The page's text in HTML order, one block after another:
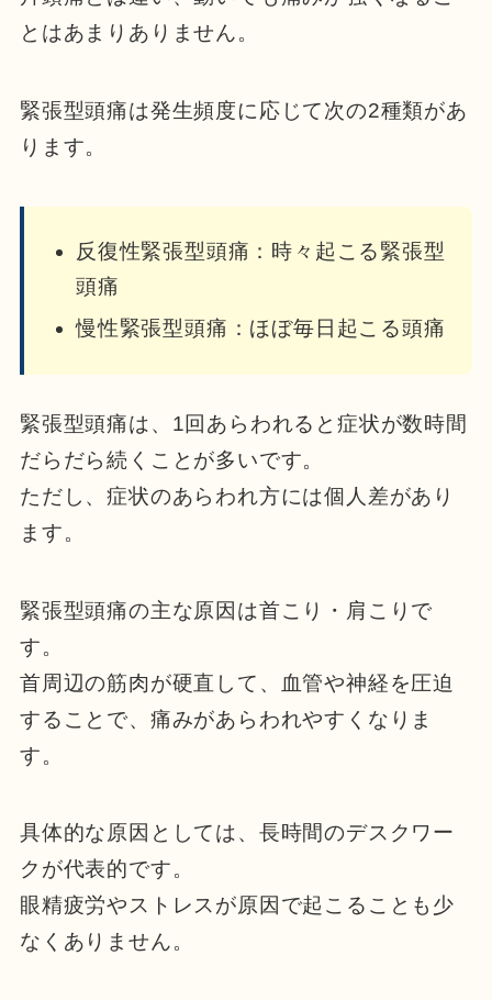
とはあまりありません。
緊張型頭痛は発生頻度に応じて次の2種類があ
ります。
反復性緊張型頭痛：時々起こる緊張型
頭痛
慢性緊張型頭痛：ほぼ毎日起こる頭痛
緊張型頭痛は、1回あらわれると症状が数時間
だらだら続くことが多いです。
ただし、症状のあらわれ方には個人差があり
ます。
緊張型頭痛の主な原因は首こり・肩こりで
す。
首周辺の筋肉が硬直して、血管や神経を圧迫
することで、痛みがあらわれやすくなりま
す。
具体的な原因としては、長時間のデスクワー
クが代表的です。
眼精疲労やストレスが原因で起こることも少
なくありません。